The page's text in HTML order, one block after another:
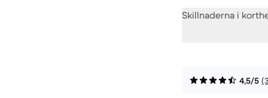
Skillnaderna i
4,5/5